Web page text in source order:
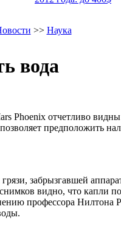
>> Наука
вода
Phoenix отчетливо
предположить
забрызгавшей
видно, что капли
профессора Нилтона